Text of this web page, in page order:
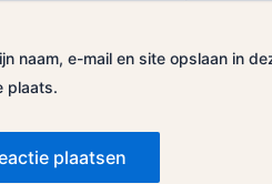
naam, e-mail en site opslaan in
plaats.